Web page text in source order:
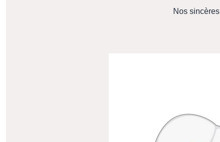
Nos sincères